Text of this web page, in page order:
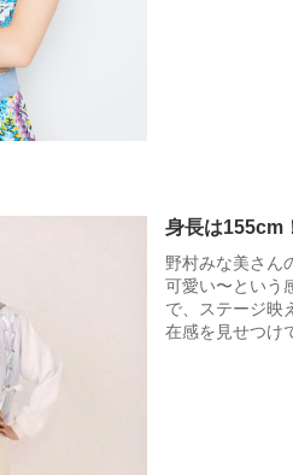
身長は155cm
野村みな美さん
可愛い〜という
で、ステージ映
在感を見せつけ